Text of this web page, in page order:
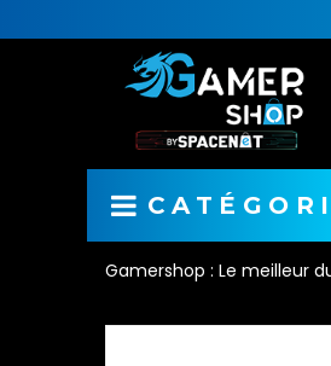
Gamershop : Le meilleur